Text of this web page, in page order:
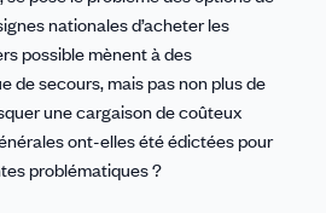
nationales d’acheter les
possible mènent à des
de secours, mais pas non plus de
une cargaison de coûteux
ont-elles été édictées pour
problématiques ?